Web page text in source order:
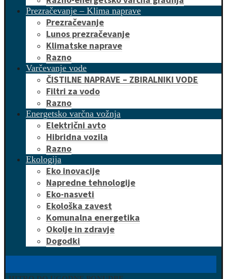
Prezračevanje – Klima naprave
Prezračevanje
Lunos prezračevanje
Klimatske naprave
Razno
Varčevanje vode
ČISTILNE NAPRAVE – ZBIRALNIKI VODE
Filtri za vodo
Razno
Energetsko varčna vožnja
Električni avto
Hibridna vozila
Razno
Ekologija
Eko inovacije
Napredne tehnologije
Eko-nasveti
Ekološka zavest
Komunalna energetika
Okolje in zdravje
Dogodki